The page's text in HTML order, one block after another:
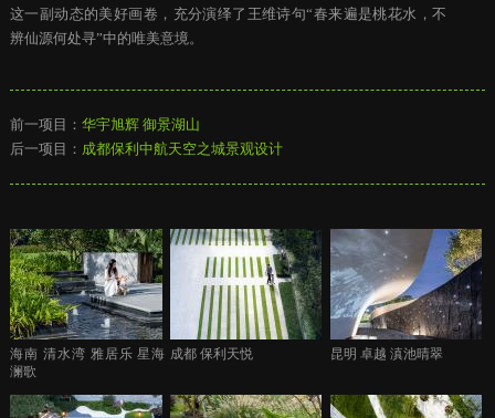
这一副动态的美好画卷，充分演绎了王维诗句“春来遍是桃花水，不
辨仙源何处寻”中的唯美意境。
前一项目： 华宇旭辉 御景湖山
后一项目： 成都保利中航天空之城景观设计
海南 清水湾 雅居乐 星海
澜歌
成都 保利天悦 昆明 卓越 滇池晴翠